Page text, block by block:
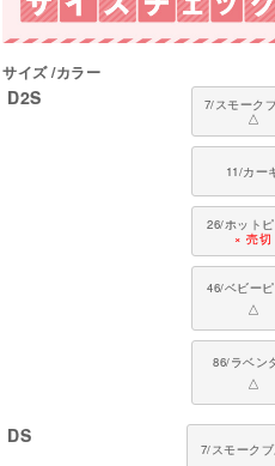
サイズ カラー
D2S
7/スモーク
△
11/カー
26/ホット
× 売切
46/ベビー
△
86/ラベン
△
DS
7/スモーク